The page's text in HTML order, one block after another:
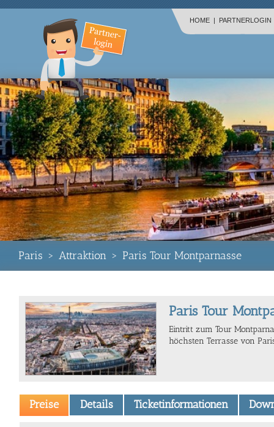
HOME | PARTNERLOGIN
Paris > Attraktion > Paris Tour Montparnasse
Paris Tour
Eintritt zum Tour
höchsten Terrasse von
Preise Details Ticketinformationen